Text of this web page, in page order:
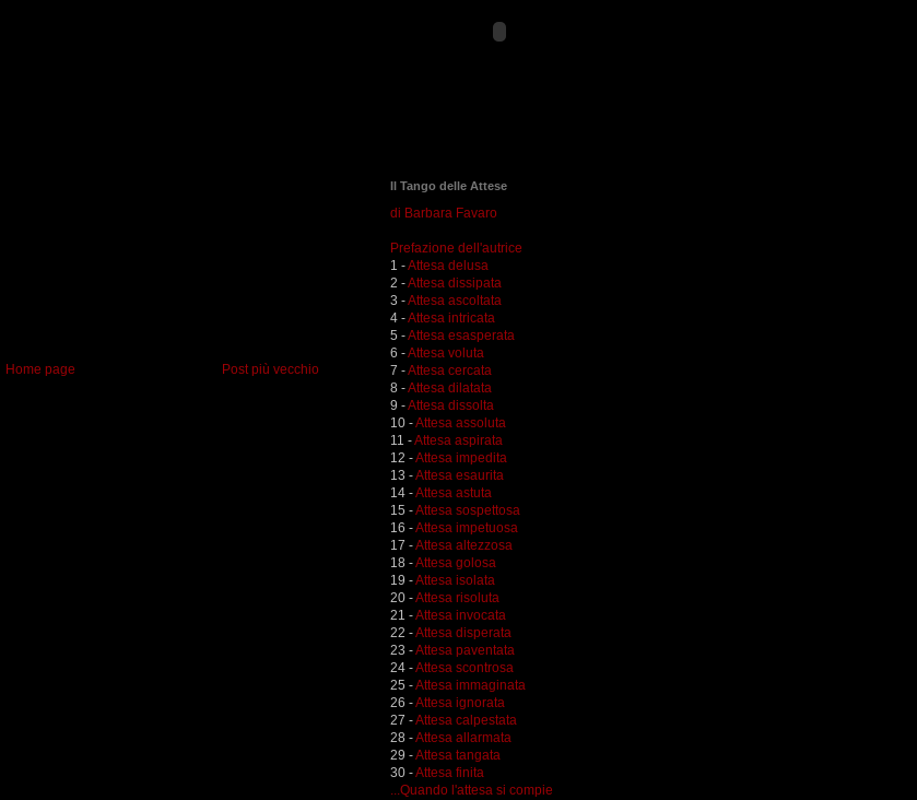
Post più vecchio
Home page
Il Tango delle Attese
di Barbara Favaro
Prefazione dell'autrice
1 -Attesa delusa
2 -Attesa dissipata
3 -Attesa ascoltata
4 -Attesa intricata
5 -Attesa esasperata
6 -Attesa voluta
7 -Attesa cercata
8 -Attesa dilatata
9 -Attesa dissolta
10 -Attesa assoluta
11 -Attesa aspirata
12 -Attesa impedita
13 -Attesa esaurita
14 -Attesa astuta
15 -Attesa sospettosa
16 -Attesa impetuosa
17 -Attesa altezzosa
18 -Attesa golosa
19 -Attesa isolata
20 -Attesa risoluta
21 -Attesa invocata
22 -Attesa disperata
23 -Attesa paventata
24 -Attesa scontrosa
25 -Attesa immaginata
26 -Attesa ignorata
27 -Attesa calpestata
28 -Attesa allarmata
29 -Attesa tangata
30 -Attesa finita
...Quando l'attesa si compie